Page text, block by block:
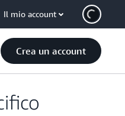
Il mio account
Crea un account